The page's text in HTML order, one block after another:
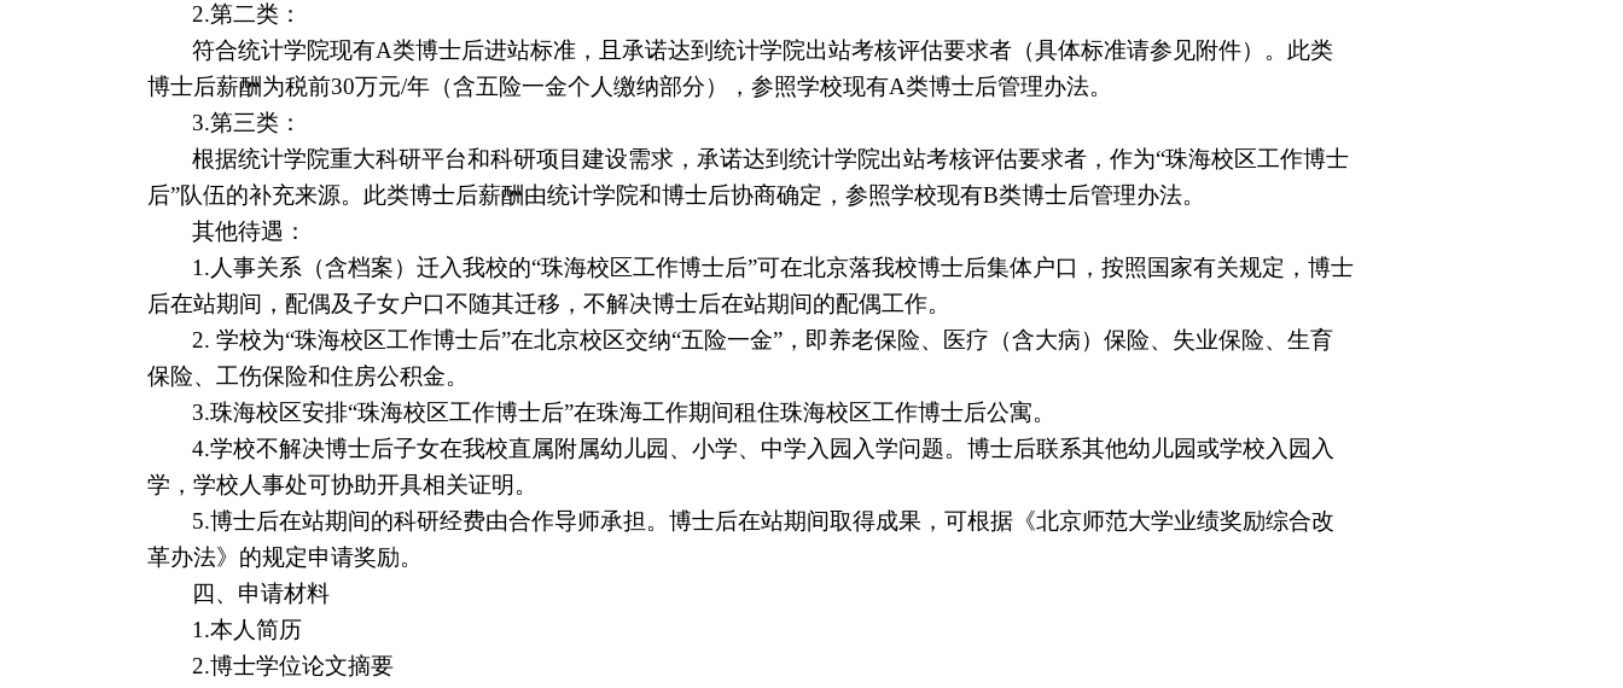
2.第二类：
符合统计学院现有A类博士后进站标准，且承诺达到统计学院出站考核评估要求者（具体标准请参见附件）。此类
博士后薪酬为税前30万元/年（含五险一金个人缴纳部分），参照学校现有A类博士后管理办法。
3.第三类：
根据统计学院重大科研平台和科研项目建设需求，承诺达到统计学院出站考核评估要求者，作为“珠海校区工作博士
后”队伍的补充来源。此类博士后薪酬由统计学院和博士后协商确定，参照学校现有B类博士后管理办法。
其他待遇：
1. 人事关系（含档案）迁入我校的“珠海校区工作博士后”可在北京落我校博士后集体户口，按照国家有关规定，博士
后在站期间，配偶及子女户口不随其迁移，不解决博士后在站期间的配偶工作。
2.学校为“珠海校区工作博士后”在北京校区交纳“五险一金” ，即养老保险、医疗（含大病）保险、失业保险、生育
保险、工伤保险和住房公积金。
3.珠海校区安排“珠海校区工作博士后”在珠海工作期间租住珠海校区工作博士后公寓。
4.学校不解决博士后子女在我校直属附属幼儿园、小学、中学入园入学问题。博士后联系其他幼儿园或学校入园入
学，学校人事处可协助开具相关证明。
5.博士后在站期间的科研经费由合作导师承担。博士后在站期间取得成果，可根据《北京师范大学业绩奖励综合改
革办法》的规定申请奖励。
四、申请材料
1.本人简历
2.博士学位论文摘要